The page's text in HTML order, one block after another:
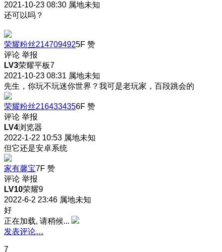
2021-10-23 08:30 属地未知
还可以吗？
荣耀粉丝2147094925F 赞
评论 举报
LV3荣耀平板7
2021-10-23 08:31 属地未知
先生，你玩不玩迷你世界？我可是老玩家，百段跳会的
荣耀粉丝2164334356F 赞
评论 举报
LV4浏览器
2022-1-22 10:53 属地未知
但它还是安卓系统
家有馨宝7F 赞
评论 举报
LV10荣耀9
2022-6-2 23:46 属地未知
好
正在加载, 请稍候...
发表评论…
7